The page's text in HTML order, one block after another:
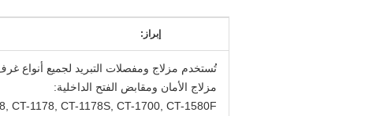
إبراز:
تُستخدم مزلاج ومفصلات التبريد لجميع أنواع
مزلاج الأمان ومقابض الفتح الداخلية:
CT-1178, CT-1178S, CT-1700, CT-1580F